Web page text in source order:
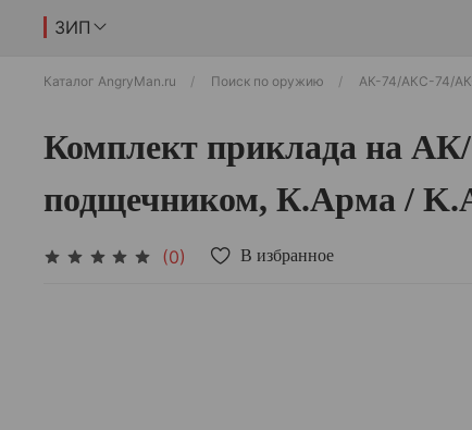
ЗИП
Каталог AngryMan.ru Поиск по оружию АК-74/АКС-74/
Комплект приклада на
подщечником, К.Арма /
(0) В избранное